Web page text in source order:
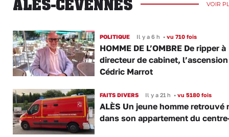
ALÈS-CÉVENNES VOIR
POLITIQUE Il y a 6 h •vu 710 fois
HOMME DE L’OMBRE De ripper à
directeur de cabinet,
Cédric Marrot
FAITS DIVERS Il y a 21 h •vu 5180 fois
ALÈS Un jeune homme retrouvé
dans son appartement du